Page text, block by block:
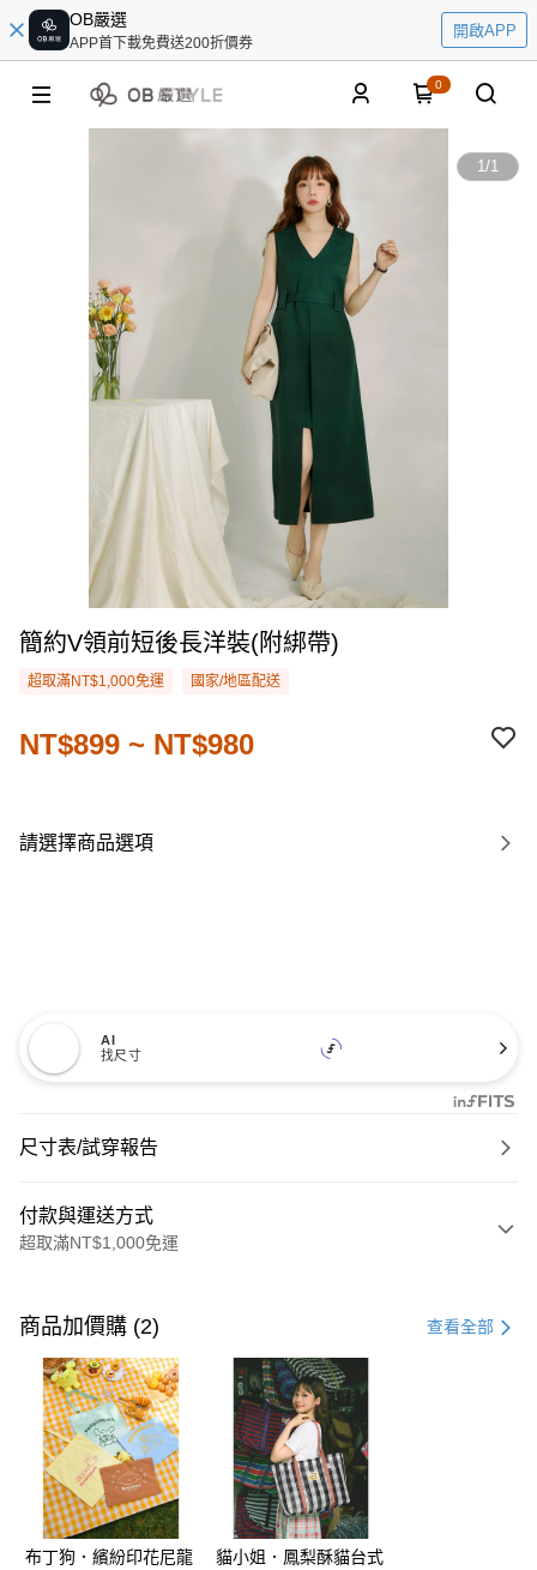
OB嚴選
APP首下載免費送200折價券
開啟APP
0
1/1
簡約V領前短後長洋裝(附綁帶)
超取滿NT$1,000免運 國家/地區配送
NT$899 ~ NT$980
請選擇商品選項
AI
找尺寸
尺寸表/試穿報告
付款與運送方式
超取滿NT$1,000免運
信用卡一次付款
購物金
超商取貨付款
LINE Pay
街口支付
運送方式
商品加價購 (2) 查看全部
布丁狗．繽紛印花尼龍
貓小姐．鳳梨酥貓台式